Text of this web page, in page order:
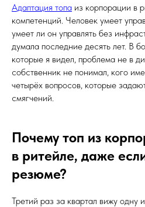
Адаптация топа из корпорации в
компетенций. Человек умеет
умеет ли он управлять без
думала последние десять лет. В
которые я видел, проблема не в
собственник не понимал, кого
четырёх вопросов, которые
смягчений.
Почему топ из
в ритейле, даже
резюме?
Третий раз за квартал вижу одну